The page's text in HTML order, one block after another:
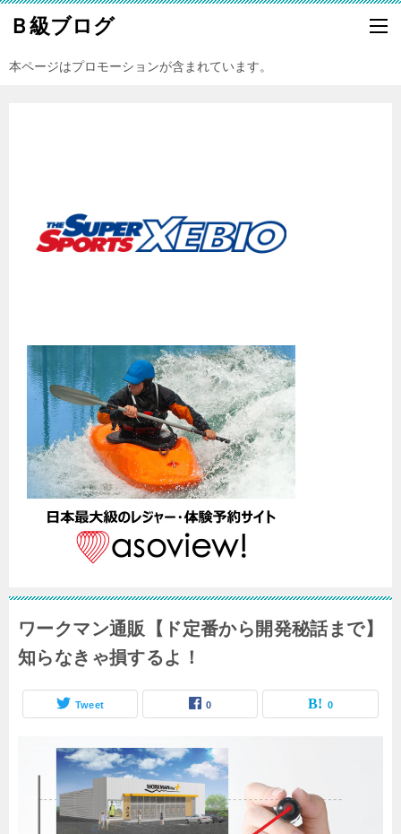
Ｂ級ブログ
本ページはプロモーションが含まれています。
ワークマン通販【ド定番から開発秘話まで】
知らなきゃ損するよ！
Tweet 0 0